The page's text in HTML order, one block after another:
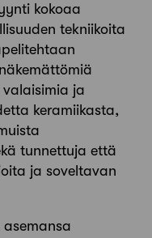
kokoaa
tekniikoita
ja
keramiikasta,
tunnettuja että
ja soveltavan